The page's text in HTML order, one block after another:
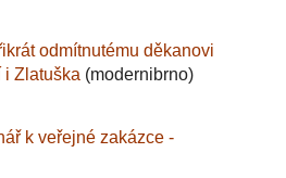
odmítnutému děkanovi
i Zlatuška (modernibrno)
k veřejné zakázce -